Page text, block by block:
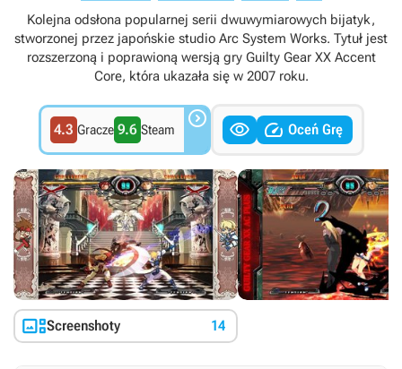
Kolejna odsłona popularnej serii dwuwymiarowych bijatyk,
stworzonej przez japońskie studio Arc System Works. Tytuł jest
rozszerzoną i poprawioną wersją gry Guilty Gear XX Accent
Core, która ukazała się w 2007 roku.
4.3 Gracze 9.6 Steam    Oceń Grę
Screenshoty 14